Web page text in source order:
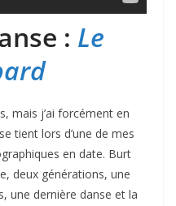
: Le
mais j’ai forcément en
tient lors d’une de mes
en date. Burt
deux générations, une
une dernière danse et la